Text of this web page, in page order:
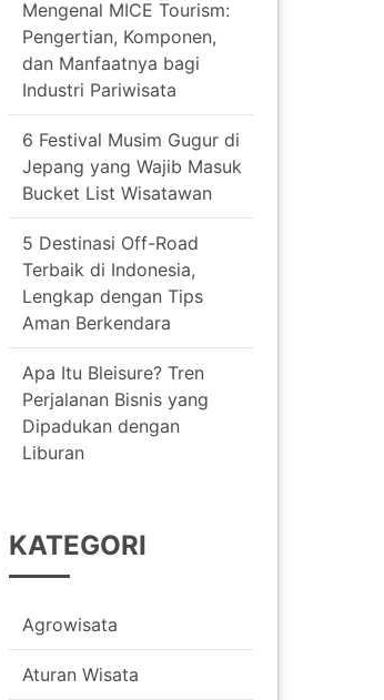
Mengenal MICE Tourism:
Pengertian, Komponen,
dan Manfaatnya bagi
Industri Pariwisata
6 Festival Musim Gugur di
Jepang yang Wajib Masuk
Bucket List Wisatawan
5 Destinasi Off-Road
Terbaik di Indonesia,
Lengkap dengan Tips
Aman Berkendara
Apa Itu Bleisure? Tren
Perjalanan Bisnis yang
Dipadukan dengan
Liburan
KATEGORI
Agrowisata
Aturan Wisata